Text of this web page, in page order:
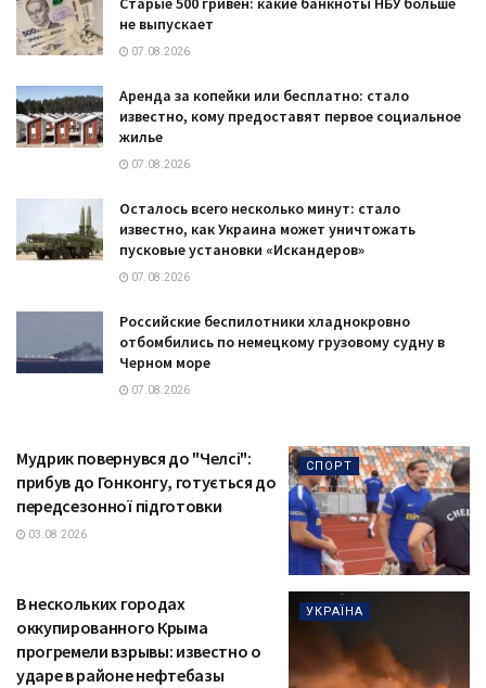
не выпускает
07.08.2026
Аренда за копейки или бесплатно: стало
известно, кому предоставят первое социальное
жилье
07.08.2026
Осталось всего несколько минут: стало
известно, как Украина может уничтожать
пусковые установки «Искандеров»
07.08.2026
Российские беспилотники хладнокровно
отбомбились по немецкому грузовому судну в
Черном море
07.08.2026
СПОРТ
Мудрик повернувся до "Челсі":
прибув до Гонконгу, готується до
передсезонної підготовки
03.08.2026
УКРАЇНА
В нескольких городах
оккупированного Крыма
прогремели взрывы: известно о
ударе в районе нефтебазы